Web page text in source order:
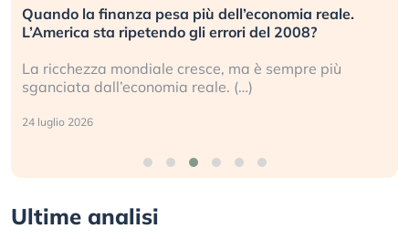
Quando la finanza pesa più dell’economia reale.
L’America sta ripetendo gli errori del 2008?
La ricchezza mondiale cresce, ma è sempre più
sganciata dall’economia reale. (…)
24 luglio 2026
Ultime analisi